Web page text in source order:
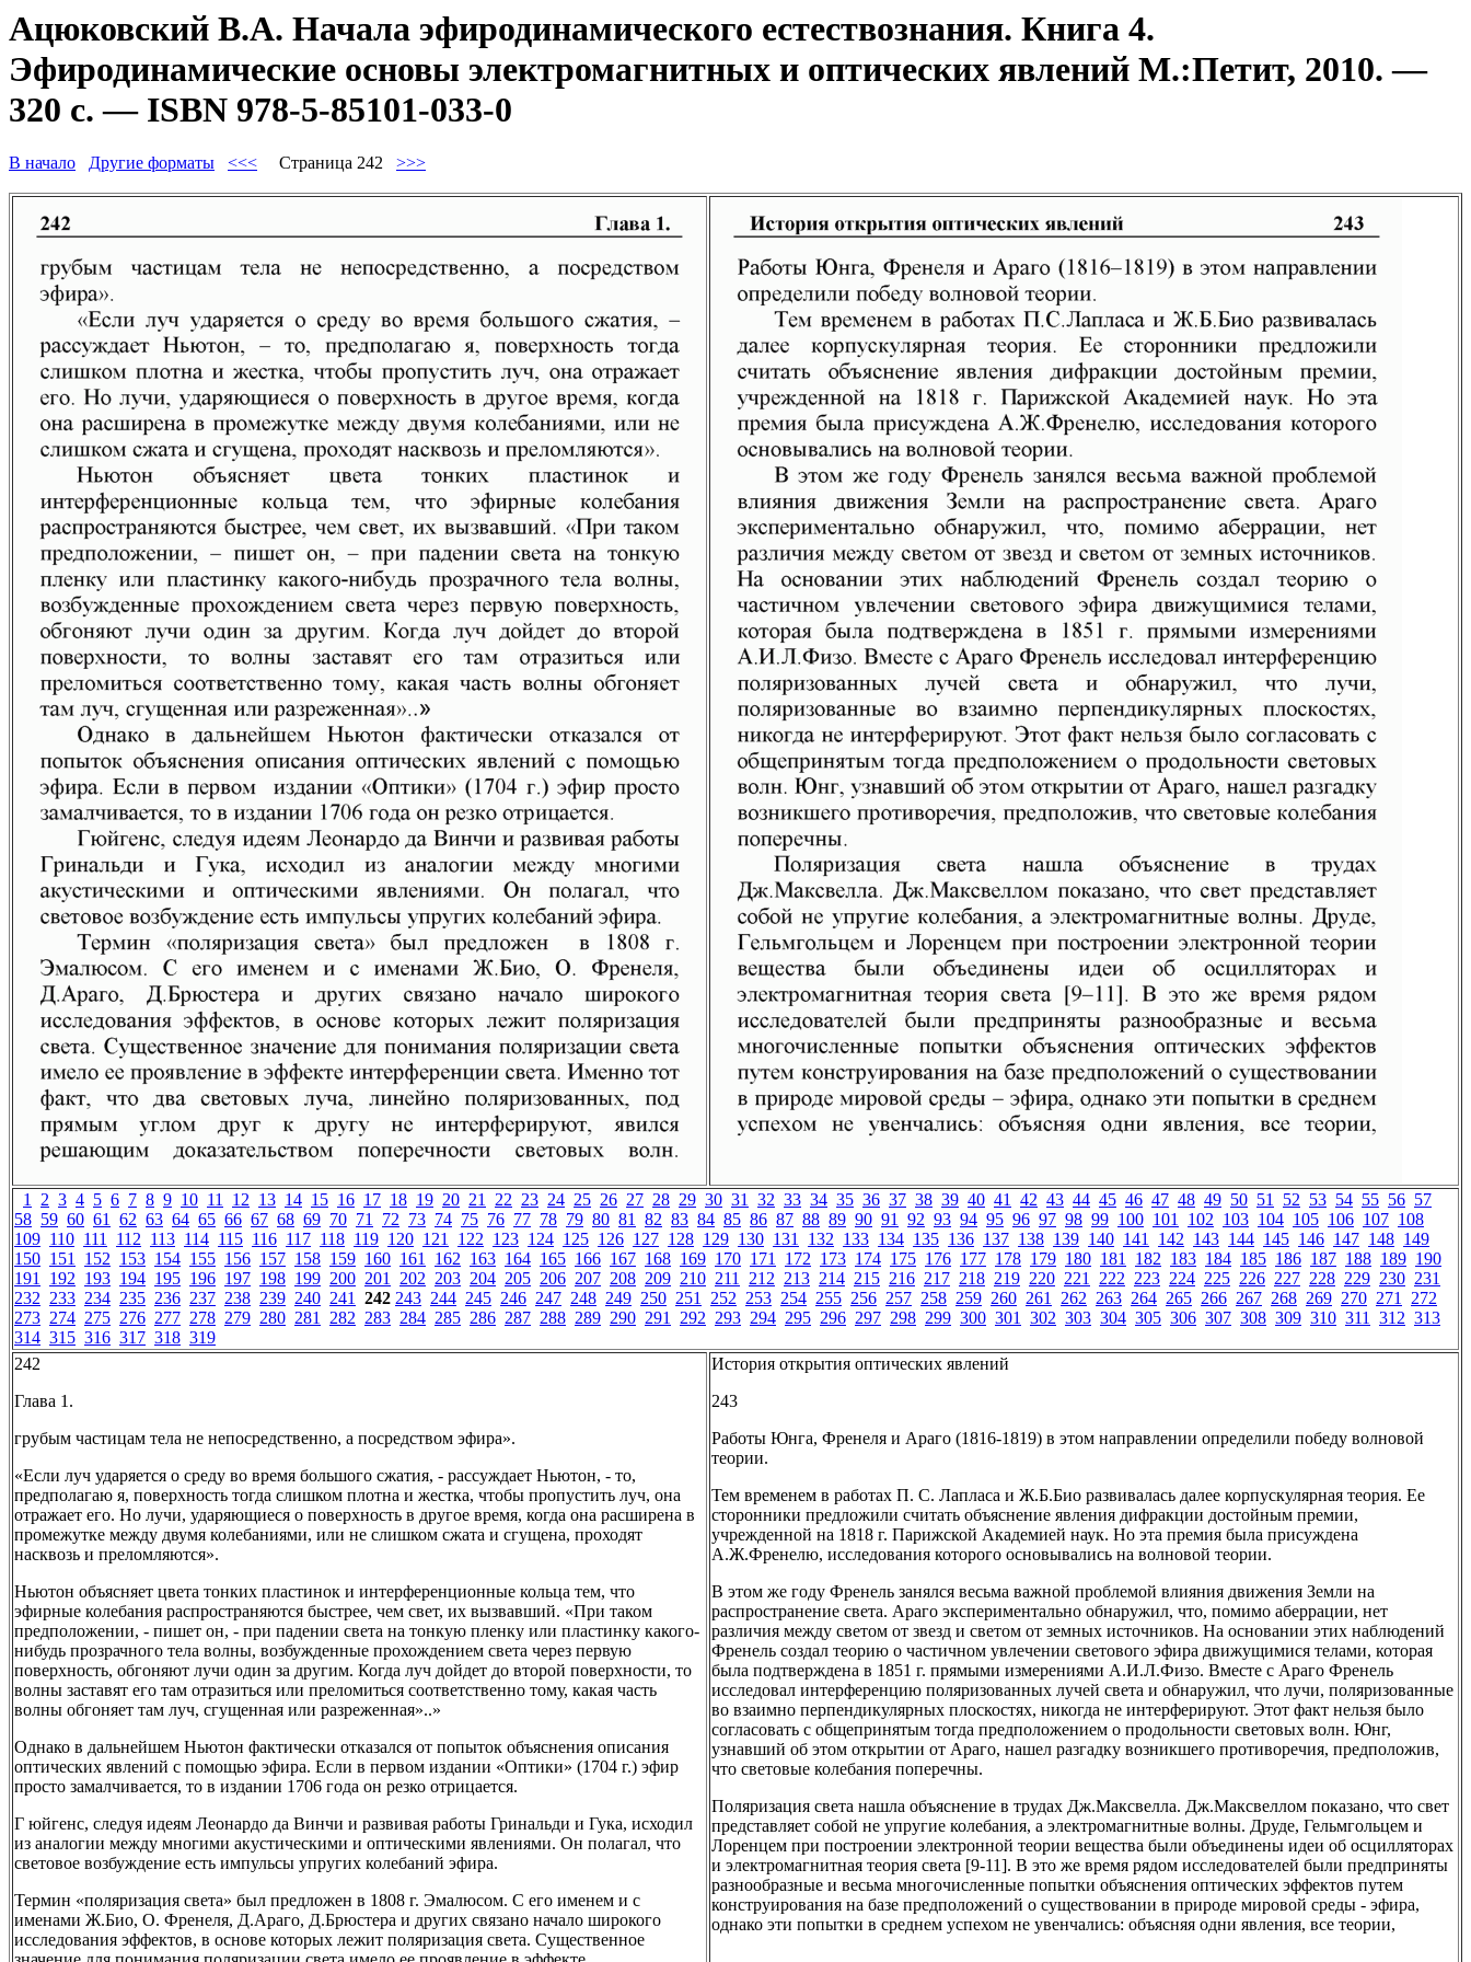
Ацюковский В.А. Начала эфиродинамического естествознания. Книга 4.
Эфиродинамические основы электромагнитных и оптических явлений М.:Петит, 2010. —
320 с. — ISBN 978-5-85101-033-0
В начало Другие форматы <<< Страница 242 >>>
1 2 3 4 5 6 7 8 9 10 11 12 13 14 15 16 17 18 19 20 21 22 23 24 25 26 27 28 29 30 31 32 33 34 35 36 37 38 39 40 41 42 43 44 45 46 47 48 49 50 51 52 53 54 55 56 57
58 59 60 61 62 63 64 65 66 67 68 69 70 71 72 73 74 75 76 77 78 79 80 81 82 83 84 85 86 87 88 89 90 91 92 93 94 95 96 97 98 99 100 101 102 103 104 105 106 107 108
109 110 111 112 113 114 115 116 117 118 119 120 121 122 123 124 125 126 127 128 129 130 131 132 133 134 135 136 137 138 139 140 141 142 143 144 145 146 147 148 149
150 151 152 153 154 155 156 157 158 159 160 161 162 163 164 165 166 167 168 169 170 171 172 173 174 175 176 177 178 179 180 181 182 183 184 185 186 187 188 189 190
191 192 193 194 195 196 197 198 199 200 201 202 203 204 205 206 207 208 209 210 211 212 213 214 215 216 217 218 219 220 221 222 223 224 225 226 227 228 229 230 231
232 233 234 235 236 237 238 239 240 241 242 243 244 245 246 247 248 249 250 251 252 253 254 255 256 257 258 259 260 261 262 263 264 265 266 267 268 269 270 271 272
273 274 275 276 277 278 279 280 281 282 283 284 285 286 287 288 289 290 291 292 293 294 295 296 297 298 299 300 301 302 303 304 305 306 307 308 309 310 311 312 313
314 315 316 317 318 319
242
Глава 1.
грубым частицам тела не непосредственно, а посредством эфира».
«Если луч ударяется о среду во время большого сжатия, - рассуждает Ньютон, - то,
предполагаю я, поверхность тогда слишком плотна и жестка, чтобы пропустить луч, она
отражает его. Но лучи, ударяющиеся о поверхность в другое время, когда она расширена в
промежутке между двумя колебаниями, или не слишком сжата и сгущена, проходят
насквозь и преломляются».
Ньютон объясняет цвета тонких пластинок и интерференционные кольца тем, что
эфирные колебания распространяются быстрее, чем свет, их вызвавший. «При таком
предположении, - пишет он, - при падении света на тонкую пленку или пластинку какого-
нибудь прозрачного тела волны, возбужденные прохождением света через первую
поверхность, обгоняют лучи один за другим. Когда луч дойдет до второй поверхности, то
волны заставят его там отразиться или преломиться соответственно тому, какая часть
волны обгоняет там луч, сгущенная или разреженная»..»
Однако в дальнейшем Ньютон фактически отказался от попыток объяснения описания
оптических явлений с помощью эфира. Если в первом издании «Оптики» (1704 г.) эфир
просто замалчивается, то в издании 1706 года он резко отрицается.
Г юйгенс, следуя идеям Леонардо да Винчи и развивая работы Гринальди и Гука, исходил
из аналогии между многими акустическими и оптическими явлениями. Он полагал, что
световое возбуждение есть импульсы упругих колебаний эфира.
Термин «поляризация света» был предложен в 1808 г. Эмалюсом. С его именем и с
именами Ж.Био, О. Френеля, Д.Араго, Д.Брюстера и других связано начало широкого
исследования эффектов, в основе которых лежит поляризация света. Существенное
История открытия оптических явлений
243
Работы Юнга, Френеля и Араго (1816-1819) в этом направлении определили победу волновой
теории.
Тем временем в работах П. С. Лапласа и Ж.Б.Био развивалась далее корпускулярная теория. Ее
сторонники предложили считать объяснение явления дифракции достойным премии,
учрежденной на 1818 г. Парижской Академией наук. Но эта премия была присуждена
А.Ж.Френелю, исследования которого основывались на волновой теории.
В этом же году Френель занялся весьма важной проблемой влияния движения Земли на
распространение света. Араго экспериментально обнаружил, что, помимо аберрации, нет
различия между светом от звезд и светом от земных источников. На основании этих наблюдений
Френель создал теорию о частичном увлечении светового эфира движущимися телами, которая
была подтверждена в 1851 г. прямыми измерениями А.И.Л.Физо. Вместе с Араго Френель
исследовал интерференцию поляризованных лучей света и обнаружил, что лучи, поляризованные
во взаимно перпендикулярных плоскостях, никогда не интерферируют. Этот факт нельзя было
согласовать с общепринятым тогда предположением о продольности световых волн. Юнг,
узнавший об этом открытии от Араго, нашел разгадку возникшего противоречия, предположив,
что световые колебания поперечны.
Поляризация света нашла объяснение в трудах Дж.Максвелла. Дж.Максвеллом показано, что свет
представляет собой не упругие колебания, а электромагнитные волны. Друде, Гельмгольцем и
Лоренцем при построении электронной теории вещества были объединены идеи об осцилляторах
и электромагнитная теория света [9-11]. В это же время рядом исследователей были предприняты
разнообразные и весьма многочисленные попытки объяснения оптических эффектов путем
конструирования на базе предположений о существовании в природе мировой среды - эфира,
однако эти попытки в среднем успехом не увенчались: объясняя одни явления, все теории,